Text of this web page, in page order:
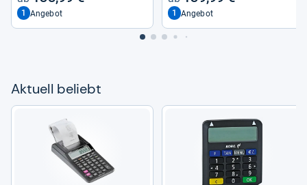
1 Angebot 1 Angebot
Aktu­ell beliebt